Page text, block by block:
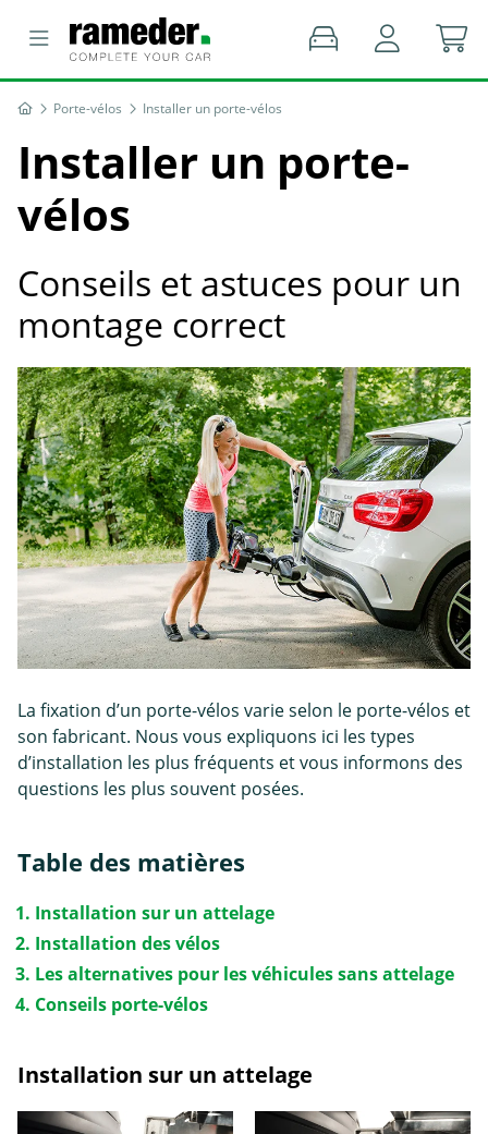
Porte-vélos Installer un porte-vélos
Installer un porte-
vélos
Conseils et astuces pour un
montage correct
La fixation d’un porte-vélos varie selon le porte-vélos et
son fabricant. Nous vous expliquons ici les types
d’installation les plus fréquents et vous informons des
questions les plus souvent posées.
Table des matières
Installation sur un attelage
Installation des vélos
Les alternatives pour les véhicules sans attelage
Conseils porte-vélos
Installation sur un attelage